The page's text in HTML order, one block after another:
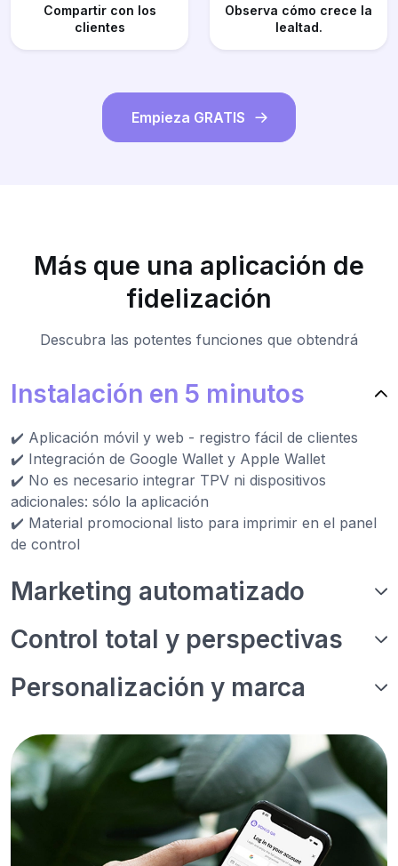
Compartir con los
clientes
Observa cómo crece la
lealtad.
Empieza GRATIS
Más que una aplicación de
fidelización
Descubra las potentes funciones que obtendrá
Instalación en 5 minutos
✔️ Aplicación móvil y web - registro fácil de clientes
✔️ Integración de Google Wallet y Apple Wallet
✔️ No es necesario integrar TPV ni dispositivos
adicionales: sólo la aplicación
✔️ Material promocional listo para imprimir en el panel
de control
Marketing automatizado
Control total y perspectivas
Personalización y marca